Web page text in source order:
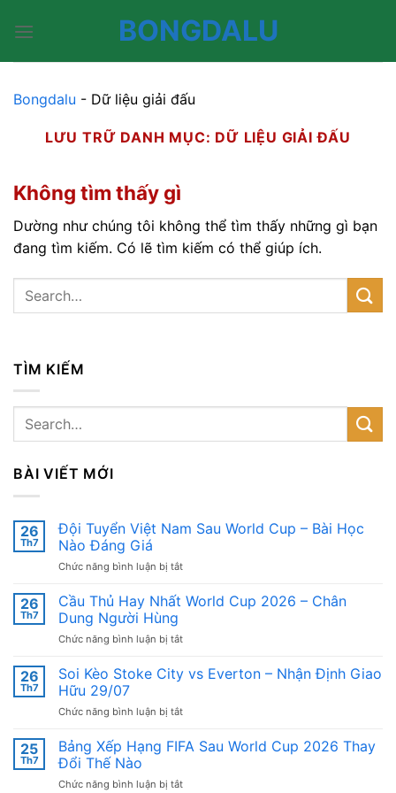
qua
BONGDALU
Bongdalu - Dữ liệu giải đấu
LƯU TRỮ DANH MỤC: DỮ LIỆU GIẢI ĐẤU
Không tìm thấy gì
Dường như chúng tôi không thể tìm thấy những gì bạn
đang tìm kiếm. Có lẽ tìm kiếm có thể giúp ích.
TÌM KIẾM
BÀI VIẾT MỚI
26
Th7
Đội Tuyển Việt Nam Sau World Cup – Bài Học
Nào Đáng Giá
Chức năng bình luận bị tắtở
Tuyển
Việt
Sau
Cup
Học
Đáng
26
Th7
Cầu Thủ Hay Nhất World Cup 2026 – Chân
Dung Người Hùng
Chức năng bình luận bị tắtở
Thủ
Hay
World
2026
Dung
26
Th7
Soi Kèo Stoke City vs Everton – Nhận Định Giao
Hữu 29/07
Chức năng bình luận bị tắtở
Kèo
Stoke
vs
25
Th7
Bảng Xếp Hạng FIFA Sau World Cup 2026 Thay
Đổi Thế Nào
Chức năng bình luận bị tắtở